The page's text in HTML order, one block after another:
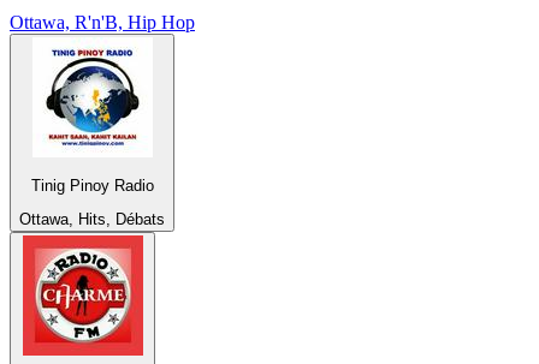
Ottawa, R'n'B, Hip Hop
Tinig Pinoy Radio
Ottawa, Hits, Débats